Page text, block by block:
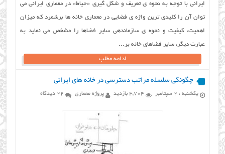
ایرانی با توجه به نحوه ی تعریف و شکل گیری «حیاط» در معماری ایرانی می
توان آن را کلیدی ترین واژه ی فضایی در معماری خانه ها برشمرد که میزان
اهمیت، کیفیت و نحوه ی سازماندهی سایر فضاها را مشخص می نماید به
عبارت دیگر، سایر فضاهای خانه بر...
ادامه مطلب
چگونگی سلسله مراتب دسترسی در خانه های ایرانی
یکشنبه ، 2 سپتامبر 4,704 بازدید پروژه معماری 22 دیدگاه